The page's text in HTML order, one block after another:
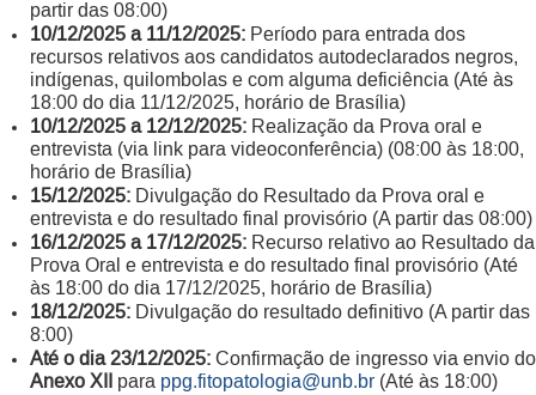
partir das 08:00)
10/12/2025 a 11/12/2025: Período para entrada dos
recursos relativos aos candidatos autodeclarados negros,
indígenas, quilombolas e com alguma deficiência (Até às
18:00 do dia 11/12/2025, horário de Brasília)
10/12/2025 a 12/12/2025: Realização da Prova oral e
entrevista (via link para videoconferência) (08:00 às 18:00,
horário de Brasília)
15/12/2025: Divulgação do Resultado da Prova oral e
entrevista e do resultado final provisório (A partir das 08:00)
16/12/2025 a 17/12/2025: Recurso relativo ao Resultado da
Prova Oral e entrevista e do resultado final provisório (Até
às 18:00 do dia 17/12/2025, horário de Brasília)
18/12/2025: Divulgação do resultado definitivo (A partir das
8:00)
Até o dia 23/12/2025: Confirmação de ingresso via envio do
Anexo XII para ppg.fitopatologia@unb.br (Até às 18:00)